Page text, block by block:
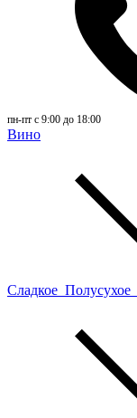
пн-пт с 9:00 до 18:00
Вино
Сладкое Полусухое